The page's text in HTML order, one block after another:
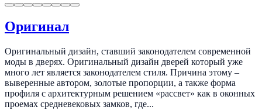
Оригинал
Оригинальный дизайн, ставший законодателем современной
моды в дверях. Оригинальный дизайн дверей который уже
много лет является законодателем стиля. Причина этому –
выверенные автором, золотые пропорции, а также форма
профиля с архитектурным решением «рассвет» как в оконных
проемах средневековых замков, где...